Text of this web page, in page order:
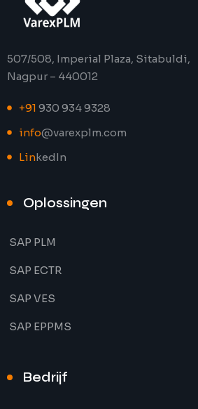
507/508, Imperial Plaza, Sitabuldi,
Nagpur – 440012
+91 930 934 9328
info@varexplm.com
LinkedIn
Oplossingen
SAP PLM
SAP ECTR
SAP VES
SAP EPPMS
Bedrijf